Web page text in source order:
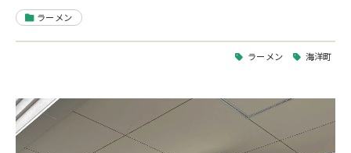
ラーメン
ラーメン 海洋町